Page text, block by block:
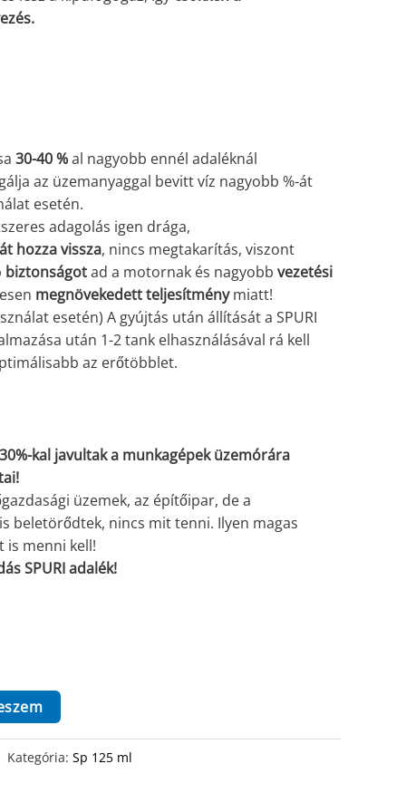
30-40 %al nagyobb ennél adaléknál
az üzemanyaggal bevitt víz nagyobb %-át
esetén.
adagolás igen drága,
hozza vissza, nincs megtakarítás, viszont
biztonságotad a motornak és nagyobb vezetési
megnövekedett teljesítménymiatt!
esetén) A gyújtás után állítását a SPURI
után 1-2 tank elhasználásával rá kell
az erőtöbblet.
kal javultak a munkagépek üzemórára
üzemek, az építőipar, de a
beletörődtek, nincs mit tenni. Ilyen magas
is menni kell!
SPURI adalék!
Kategória: Sp 125 ml